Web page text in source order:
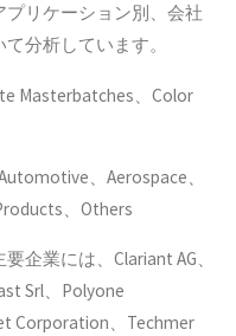
リケーション別、会社
分析しています。
Masterbatches、Color
、Aerospace、
、Others
企業には、Clariant AG、
Srl、Polyone
Corporation、Techmer